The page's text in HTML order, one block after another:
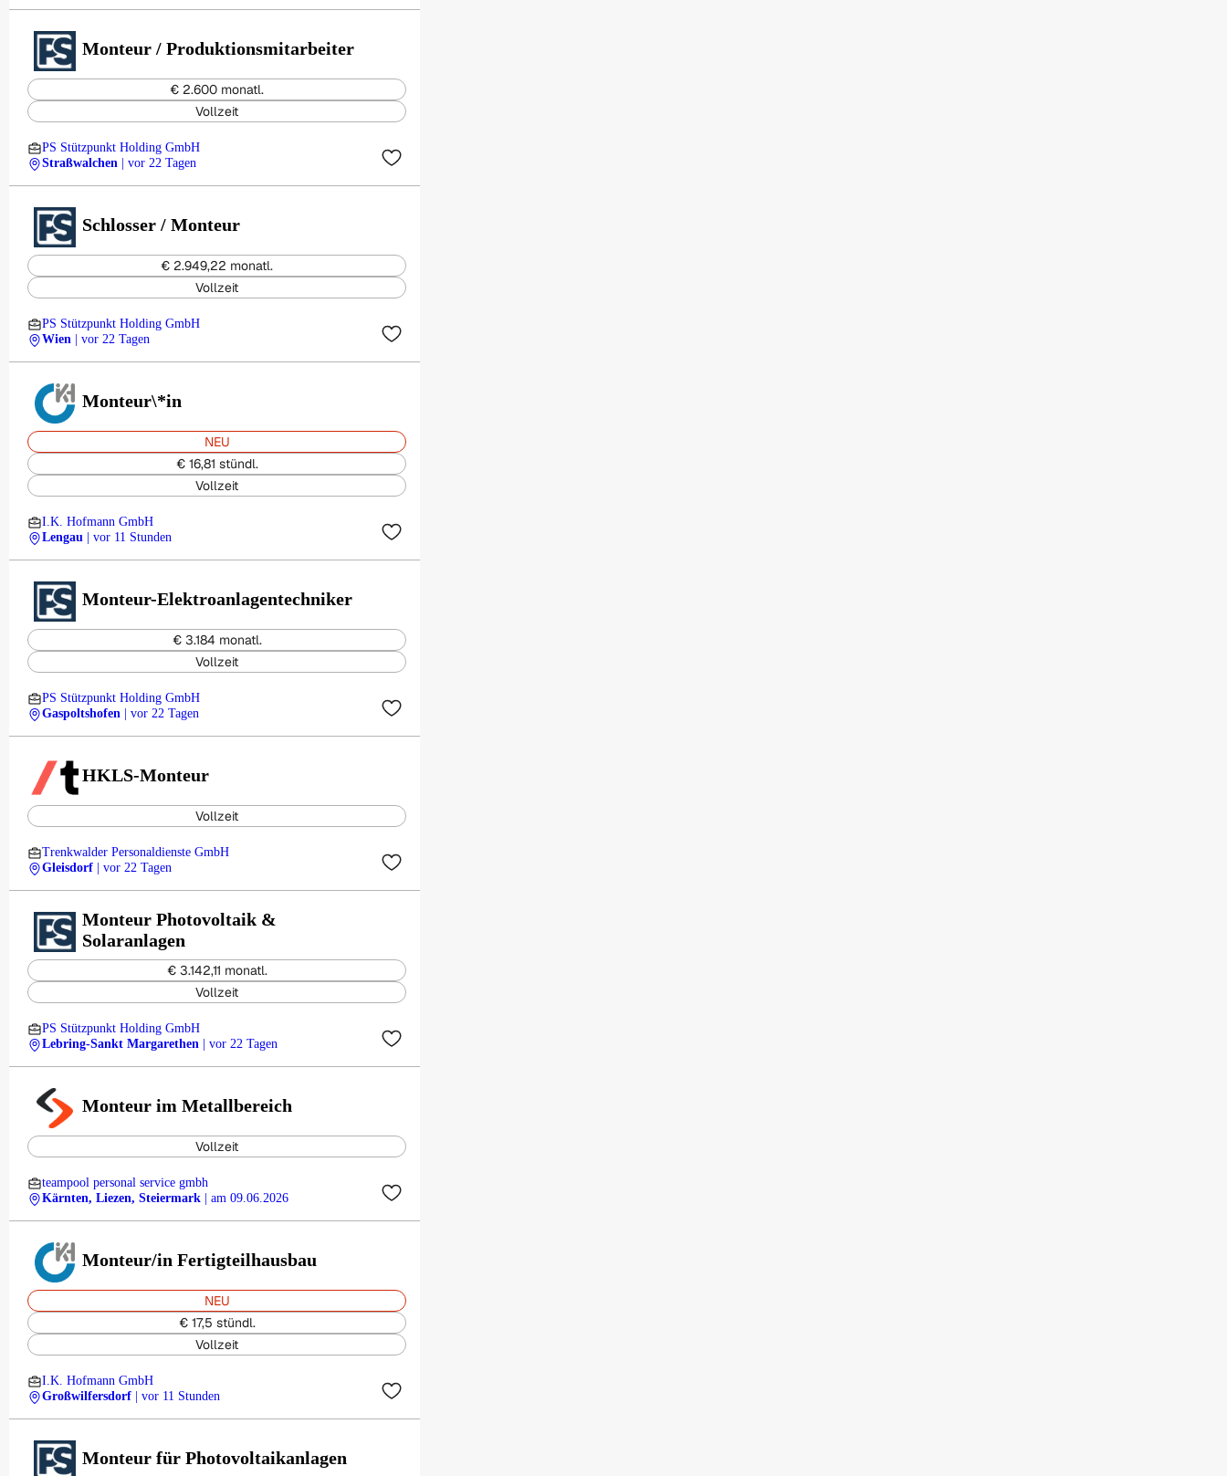
Monteur / Produktionsmitarbeiter
€ 2.600 monatl.
Vollzeit
PS Stützpunkt Holding GmbH
Straßwalchen
| vor 22 Tagen
Schlosser / Monteur
€ 2.949,22 monatl.
Vollzeit
PS Stützpunkt Holding GmbH
Wien
| vor 22 Tagen
Monteur\*in
NEU
€ 16,81 stündl.
Vollzeit
I.K. Hofmann GmbH
Lengau
| vor 11 Stunden
Monteur-Elektroanlagentechniker
€ 3.184 monatl.
Vollzeit
PS Stützpunkt Holding GmbH
Gaspoltshofen
| vor 22 Tagen
HKLS-Monteur
Vollzeit
Trenkwalder Personaldienste GmbH
Gleisdorf
| vor 22 Tagen
Monteur Photovoltaik &
Solaranlagen
€ 3.142,11 monatl.
Vollzeit
PS Stützpunkt Holding GmbH
Lebring-Sankt Margarethen
| vor 22 Tagen
Monteur im Metallbereich
Vollzeit
teampool personal service gmbh
Kärnten, Liezen, Steiermark
| am 09.06.2026
Monteur/in Fertigteilhausbau
NEU
€ 17,5 stündl.
Vollzeit
I.K. Hofmann GmbH
Großwilfersdorf
| vor 11 Stunden
Monteur für Photovoltaikanlagen